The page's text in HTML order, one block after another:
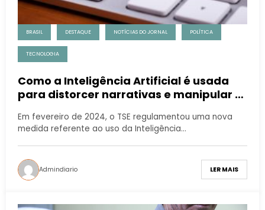
BRASIL DESTAQUE NOTÍCIAS DO JORNAL POLÍTICA
TECNOLOGIA
Como a Inteligência Artificial é usada
para distorcer narrativas e manipular a
Em fevereiro de 2024, o TSE regulamentou uma nova
medida referente ao uso da Inteligência…
Admindiario LER MAIS